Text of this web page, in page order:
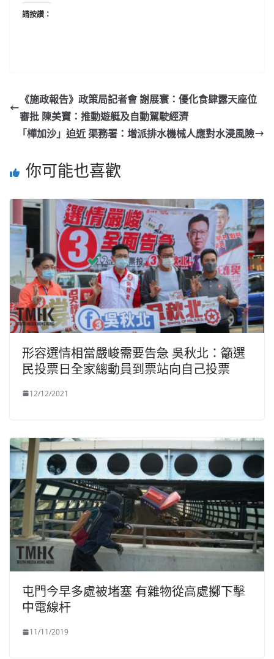
請按讚：
《施政報告》政策局記者會 謝展寰：優化食肆露天座位
審批 陳美寶：推動遊艇及自動駕駛經濟
「樺加沙」迫近 渠務署：增派排水機械人應對水浸風險
你可能也喜歡
形容選情相當嚴峻需要告急 吳秋北：籲選
民投票日全家總動員到票站向自己投票
12/12/2021
屯門今早多處被堵塞 有雜物從高處擲下擊
中電線杆
11/11/2019